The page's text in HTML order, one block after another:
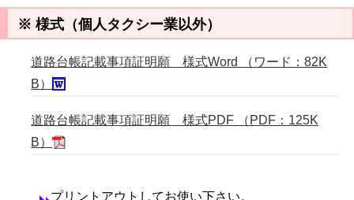
※ 様式（個人タクシー業以外）
道路台帳記載事項証明願 様式Word （ワード：82K
B）
道路台帳記載事項証明願 様式PDF （PDF：125K
B）
プリントアウトしてお使い下さい。